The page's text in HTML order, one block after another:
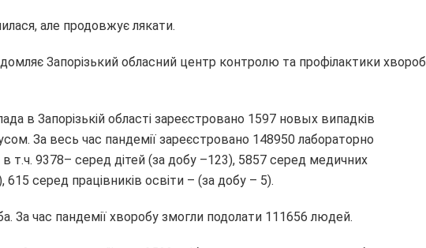
але продовжує лякати.
Запорізький обласний центр контролю та профілактики хвороб
в Запорізькій області зареєстровано 1597 новых випадків
За весь час пандемії зареєстровано 148950 лабораторно
т.ч. 9378– серед дітей (за добу –123), 5857 серед медичних
615 серед працівників освіти – (за добу – 5).
За час пандемії хворобу змогли подолати 111656 людей.